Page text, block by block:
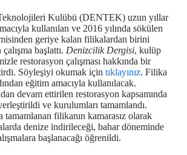
Kulübü (DENTEK) uzun yıllar
kullanılan ve 2016 yılında sökülen
geriye kalan filikalardan birini
başlattı. Denizcilik Dergisi, kulüp
restorasyon çalışması hakkında bir
Söyleşiyi okumak için tıklayınız. Filika
eğitim amacıyla kullanılacak.
devam ettirilen restorasyon kapsamında
ve kurulumları tamamlandı.
tamamlanan filikanın kamarasız olarak
denize indirileceği, bahar döneminde
başlanacağı öğrenildi.